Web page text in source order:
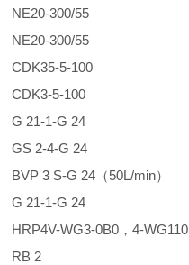
NE20-300/55
NE20-300/55
CDK35-5-100
CDK3-5-100
G 21-1-G 24
GS 2-4-G 24
BVP 3 S-G 24（50L/min）
G 21-1-G 24
HRP4V-WG3-0B0，4-WG110
RB 2